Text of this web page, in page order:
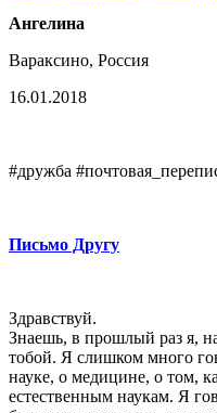
Ангелина
Вараксино, Россия
16.01.2018
#дружба
Письмо Другу
Здравствуй.
Знаешь, в прошлый раз я,
тобой. Я слишком много
науке, о медицине, о том,
естественным наукам. Я